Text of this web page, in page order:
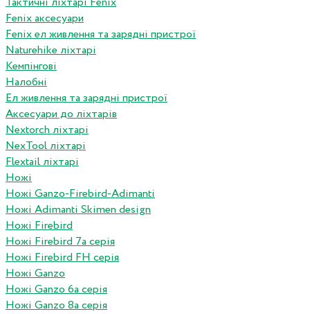
Fenix аксесуари
Fenix ел живлення та зарядні пристрої
Naturehike ліхтарі
Кемпінгові
Налобні
Ел живлення та зарядні пристрої
Аксесуари до ліхтарів
Nextorch ліхтарі
NexTool ліхтарі
Flextail ліхтарі
Ножі
Ножі Ganzo-Firebird-Adimanti
Ножі Adimanti Skimen design
Ножі Firebird
Ножі Firebird 7а серія
Ножі Firebird FH серія
Ножі Ganzo
Ножі Ganzo 6а серія
Ножі Ganzo 8а серія